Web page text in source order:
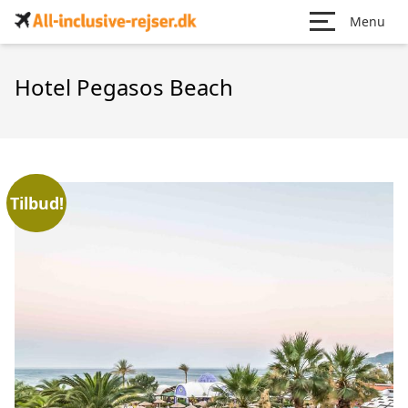
Menu
Hotel Pegasos Beach
Tilbud!